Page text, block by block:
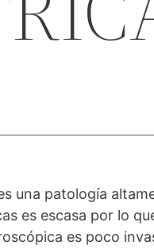
una patología
es escasa por lo
es poco